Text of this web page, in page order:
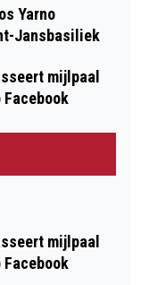
Yarno
Jansbasiliek
mijlpaal
mijlpaal